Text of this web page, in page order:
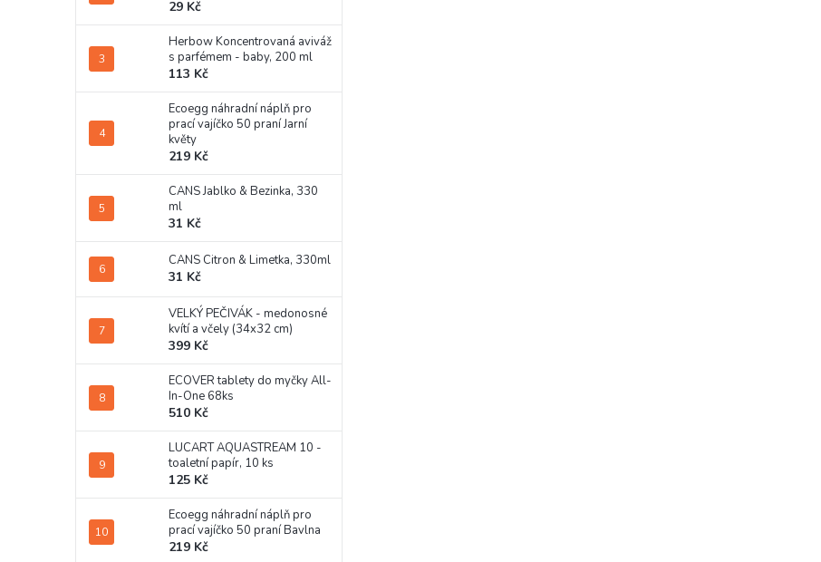
29 Kč
Herbow Koncentrovaná aviváž
s parfémem - baby, 200 ml
113 Kč
Ecoegg náhradní náplň pro
prací vajíčko 50 praní Jarní
květy
219 Kč
CANS Jablko & Bezinka, 330
ml
31 Kč
CANS Citron & Limetka, 330ml
31 Kč
VELKÝ PEČIVÁK - medonosné
kvítí a včely (34x32 cm)
399 Kč
ECOVER tablety do myčky All-
In-One 68ks
510 Kč
LUCART AQUASTREAM 10 -
toaletní papír, 10 ks
125 Kč
Ecoegg náhradní náplň pro
prací vajíčko 50 praní Bavlna
219 Kč